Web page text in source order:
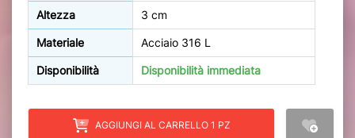
Altezza 3 cm
Materiale Acciaio 316 L
Disponibilità Disponibilità immediata
AGGIUNGI AL CARRELLO 1 PZ